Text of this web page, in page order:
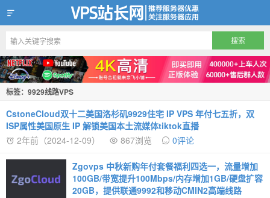
VPS站长网
标签：9929线路VPS
CstoneCloud双十二美国洛杉矶9929住宅 IP VPS 年付七五折，双
ISP属性美国原生 IP 解锁美国本土流媒体tiktok直播
2年前（2024-12-09）
867浏览 0评论
Zgovps 中秋新购年付套餐福利四选一，流量增加
100GB/带宽提升100Mbps/内存增加1GB/硬盘扩容
20GB，提供联通9992和移动CMIN2高端线路